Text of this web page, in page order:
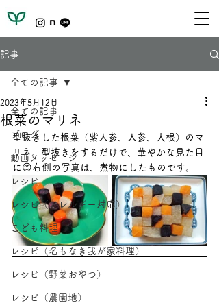
記事
全ての記事
ブログ
動画メッセージ
レシピ
レシピ（アレルギー対応）
こども料理
レシピ（名もなき我が家料理）
レシピ（野菜おやつ）
レシピ（農園地）
全ての記事
根菜のマリネ
2023年5月12日
型抜きした根菜（紫人参、人参、大根）のマ
リネ。型抜きをするだけで、華やかな見た目
に😊右側の写真は、煮物にしたものです。